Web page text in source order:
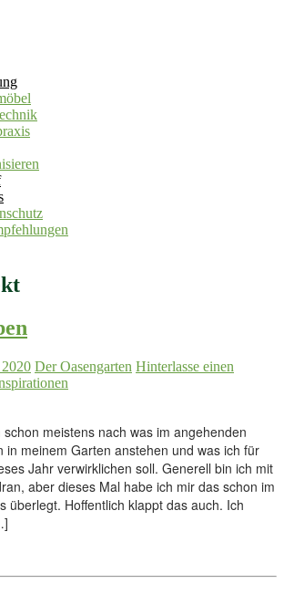
Der Oasengarten Hinterlasse einen
meistens nach was im angehenden
in meinem Garten anstehen und was ich für
Jahr verwirklichen soll. Generell bin ich mit
aber dieses Mal habe ich mir das schon im
überlegt. Hoffentlich klappt das auch. Ich